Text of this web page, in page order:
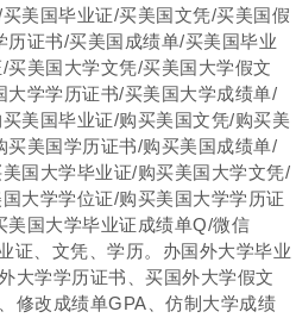
美国毕业证/买美国文凭/买美国假
证书/买美国成绩单/买美国毕业
美国大学文凭/买美国大学假文
学学历证书/买美国大学成绩单/
美国毕业证/购买美国文凭/购买美
买美国学历证书/购买美国成绩单/
国大学毕业证/购买美国大学文凭/
大学学位证/购买美国大学学历证
国大学毕业证成绩单Q/微信
证、文凭、学历。办国外大学毕业
大学学历证书、买国外大学假文
修改成绩单GPA、仿制大学成绩